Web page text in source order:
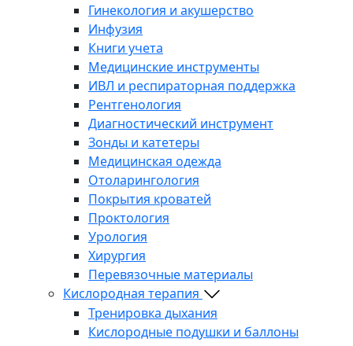
Гинекология и акушерство
Инфузия
Книги учета
Медицинские инструменты
ИВЛ и респираторная поддержка
Рентгенология
Диагностический инструмент
Зонды и катетеры
Медицинская одежда
Отоларингология
Покрытия кроватей
Проктология
Урология
Хирургия
Перевязочные материалы
Кислородная терапия
Тренировка дыхания
Кислородные подушки и баллоны